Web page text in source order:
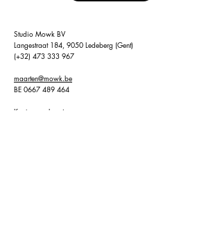
Studio Mowk BV
Langestraat 184, 9050 Ledeberg (Gent)
(+32) 473 333 967
maarten@mowk.be
BE 0667 489 464
Kantoor en leveringen: